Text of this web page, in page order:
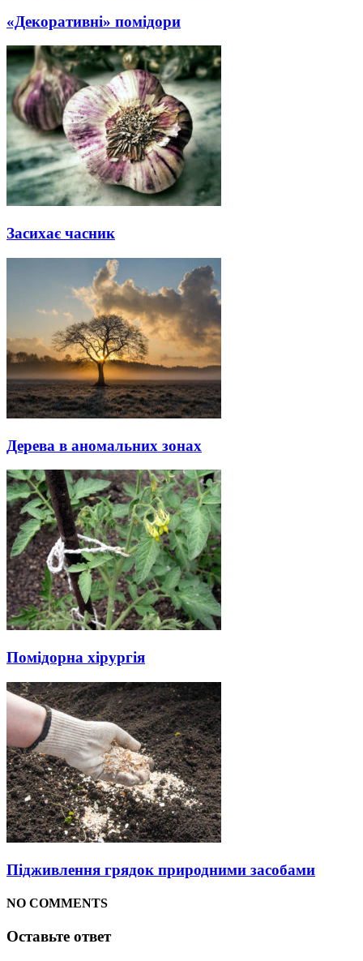
«Декоративні» помідори
Засихає часник
Дерева в аномальних зонах
Помідорна хірургія
Підживлення грядок природними засобами
NO COMMENTS
Оставьте ответ